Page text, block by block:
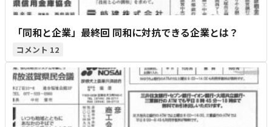
「同和と企業」最終回 同和に対抗できる企業とは？
12